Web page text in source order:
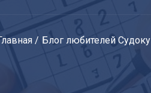
Главная Блог любителей Судоку